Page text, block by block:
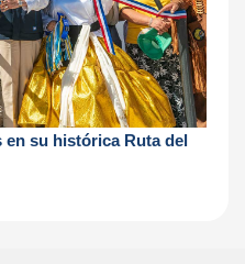
en su histórica Ruta del